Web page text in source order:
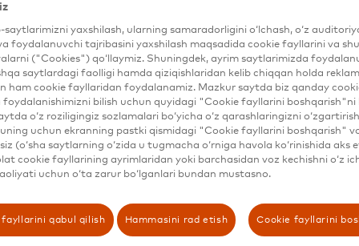
Xizmatlarga bosh xizmat ko'rsatuvchi direktor
kompaniyaning hozirgi Kiber va razvedka,
guruhlarining takliflarini mijozlarga ta'sir, o'sish
darajada oshirish uchun birlashtiradi. Firibgarlik, xavf
hamda tushunchalar, tahlillar va sodiqlik dasturlari
Vosburg shuningdek, Greg Ulrich bosh AI va
lavozimida boshchilik qiladigan yangi tashkil etilgan
ham nazorat qiladi, bu tashkilot ichki va tashqi
va butun korxona bo'ylab ushbu funktsiyalarni
Mastercard bilan 30 yildan ortiq ishlaganidan so'ng
yillik xizmatlari va hissalari uchun minnatdorchilik
saytlarimizni yaxshilash, ularning samaradorligini o‘lchash, o‘z
foydalanuvchi tajribasini yaxshilash maqsadida cookie fayllarini va
("Cookies") qo‘llaymiz. Shuningdek, ayrim saytlarimizda
saytlardagi faolligi hamda qiziqishlaridan kelib chiqqan holda
ham cookie fayllaridan foydalanamiz. Mazkur saytda biz qanday
foydalanishimizni bilish uchun quyidagi "Cookie fayllarini boshqarish"ni
o‘z roziligingiz sozlamalari bo‘yicha o‘z qarashlaringizni
uchun ekranning pastki qismidagi "Cookie fayllarini boshqarish"
(o‘sha saytlarning o‘zida u tugmacha o‘rniga havola ko‘rinishida aks
cookie fayllarining ayrimlaridan yoki barchasidan voz kechishni o‘z
uchun o‘ta zarur bo‘lganlari bundan mustasno.
fayllarini qabul qilish Hammasini rad etish Cookie fayllarini